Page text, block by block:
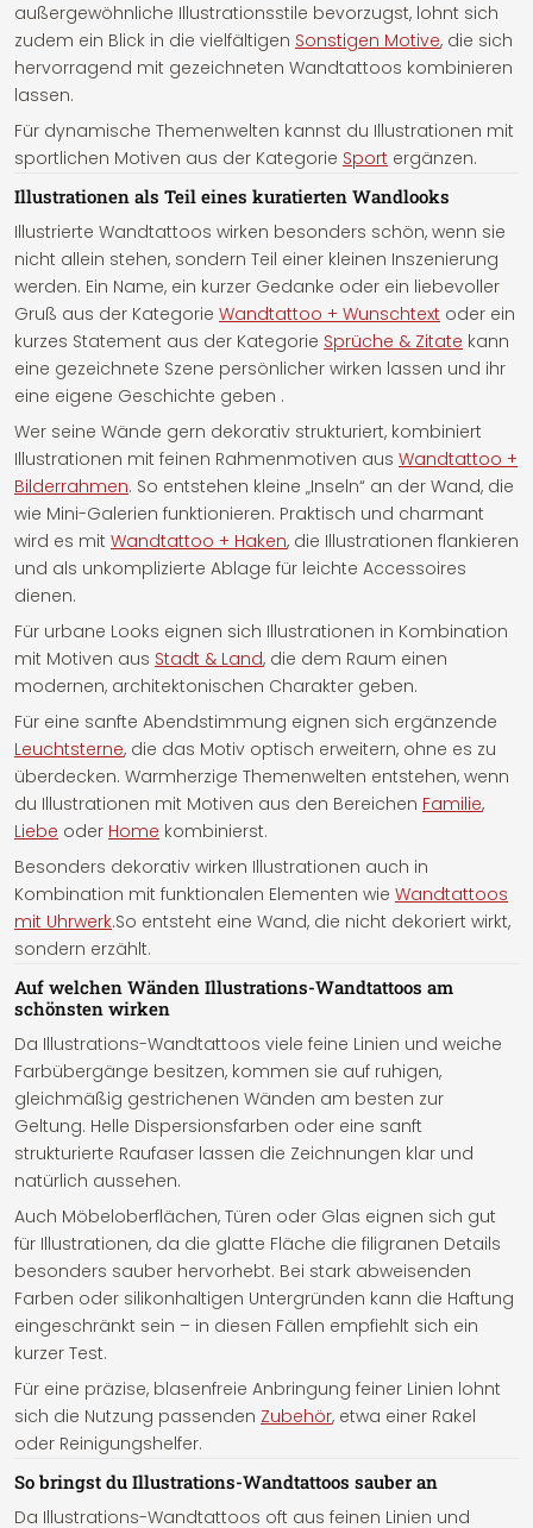
außergewöhnliche Illustrationsstile bevorzugst, lohnt sich
zudem ein Blick in die vielfältigen Sonstigen Motive, die sich
hervorragend mit gezeichneten Wandtattoos kombinieren
lassen.
Für dynamische Themenwelten kannst du Illustrationen mit
sportlichen Motiven aus der Kategorie Sport ergänzen.
Illustrationen als Teil eines kuratierten Wandlooks
Illustrierte Wandtattoos wirken besonders schön, wenn sie
nicht allein stehen, sondern Teil einer kleinen Inszenierung
werden. Ein Name, ein kurzer Gedanke oder ein liebevoller
Gruß aus der Kategorie Wandtattoo + Wunschtext oder ein
kurzes Statement aus der Kategorie Sprüche & Zitate kann
eine gezeichnete Szene persönlicher wirken lassen und ihr
eine eigene Geschichte geben .
Wer seine Wände gern dekorativ strukturiert, kombiniert
Illustrationen mit feinen Rahmenmotiven aus Wandtattoo +
Bilderrahmen. So entstehen kleine „Inseln“ an der Wand, die
wie Mini-Galerien funktionieren. Praktisch und charmant
wird es mit Wandtattoo + Haken, die Illustrationen flankieren
und als unkomplizierte Ablage für leichte Accessoires
dienen.
Für urbane Looks eignen sich Illustrationen in Kombination
mit Motiven aus Stadt & Land, die dem Raum einen
modernen, architektonischen Charakter geben.
Für eine sanfte Abendstimmung eignen sich ergänzende
Leuchtsterne, die das Motiv optisch erweitern, ohne es zu
überdecken. Warmherzige Themenwelten entstehen, wenn
du Illustrationen mit Motiven aus den Bereichen Familie,
Liebe oder Home kombinierst.
Besonders dekorativ wirken Illustrationen auch in
Kombination mit funktionalen Elementen wie Wandtattoos
mit Uhrwerk.So entsteht eine Wand, die nicht dekoriert wirkt,
sondern erzählt.
Auf welchen Wänden Illustrations-Wandtattoos am
schönsten wirken
Da Illustrations-Wandtattoos viele feine Linien und weiche
Farbübergänge besitzen, kommen sie auf ruhigen,
gleichmäßig gestrichenen Wänden am besten zur
Geltung. Helle Dispersionsfarben oder eine sanft
strukturierte Raufaser lassen die Zeichnungen klar und
natürlich aussehen.
Auch Möbeloberflächen, Türen oder Glas eignen sich gut
für Illustrationen, da die glatte Fläche die filigranen Details
besonders sauber hervorhebt. Bei stark abweisenden
Farben oder silikonhaltigen Untergründen kann die Haftung
eingeschränkt sein – in diesen Fällen empfiehlt sich ein
kurzer Test.
Für eine präzise, blasenfreie Anbringung feiner Linien lohnt
sich die Nutzung passenden Zubehör, etwa einer Rakel
oder Reinigungshelfer.
So bringst du Illustrations-Wandtattoos sauber an
Da Illustrations-Wandtattoos oft aus feinen Linien und